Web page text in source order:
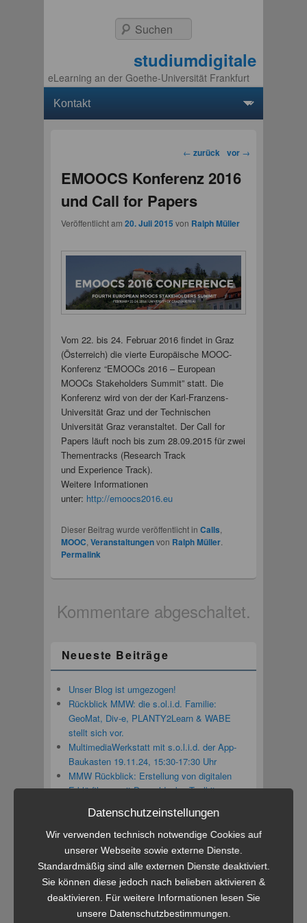
studiumdigitale
eLearning an der Goethe-Universität Frankfurt
Suchen
Beitragsnavigation
← zurück vor →
EMOOCS Konferenz 2016
und Call for Papers
Veröffentlicht am 20. Juli 2015 von Ralph Müller
Vom 22. bis 24. Februar 2016 findet in Graz
(Österreich) die vierte Europäische MOOC-
Konferenz “EMOOCs 2016 – European
MOOCs Stakeholders Summit” statt. Die
Konferenz wird von der der Karl-Franzens-
Universität Graz und der Technischen
Universität Graz veranstaltet. Der Call for
Papers läuft noch bis zum 28.09.2015 für zwei
Thementracks (Research Track
und Experience Track).
Weitere Informationen
unter: http://emoocs2016.eu
Dieser Beitrag wurde veröffentlicht in Calls
MOOC Veranstaltungenvon Ralph Müller.
Permalink
Kommentare abgeschaltet.
Neueste Beiträge
Unser Blog ist umgezogen!
Rückblick MMW: die s.ol.i.d. Familie:
GeoMat, Div-e, PLANTY2Learn & WABE
stellt sich vor.
MultimediaWerkstatt mit s.o.l.i.d. der App-
Baukasten 19.11.24, 15:30-17:30 Uhr
MMW Rückblick: Erstellung von digitalen
Erklärfilmen mit Doppeldecker-Toolkit
Digitale Medien in Bildungsprozessen –
Herbst/Winter 2024/25
Neueste Kommentare
Linda Rustemeierbei Tooltime! – Workshop
zur Gestaltung digitaler Lehr-/Lernmaterialien
Datenschutzeinstellungen
Wir verwenden technisch notwendige Cookies auf
unserer Webseite sowie externe Dienste.
Standardmäßig sind alle externen Dienste deaktiviert.
Sie können diese jedoch nach belieben aktivieren &
deaktivieren. Für weitere Informationen lesen Sie
unsere Datenschutzbestimmungen.